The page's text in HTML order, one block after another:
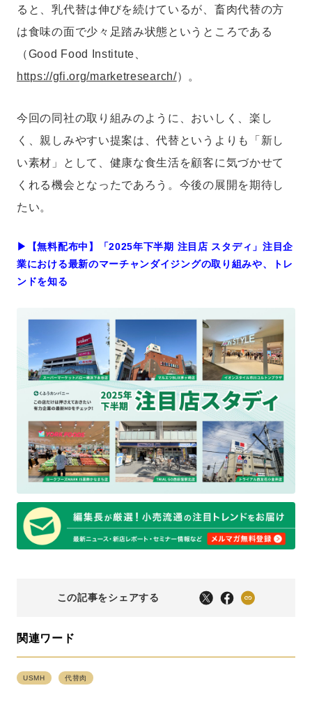
ると、乳代替は伸びを続けているが、畜肉代替の方
は食味の面で少々足踏み状態というところである
（Good Food Institute、
https://gfi.org/marketresearch/）。
今回の同社の取り組みのように、おいしく、楽し
く、親しみやすい提案は、代替というよりも「新し
い素材」として、健康な食生活を顧客に気づかせて
くれる機会となったであろう。今後の展開を期待し
たい。
▶︎【無料配布中】「2025年下半期 注目店 スタディ」注目企
業における最新のマーチャンダイジングの取り組みや、トレ
ンドを知る
この記事をシェアする
関連ワード
USMH 代替肉